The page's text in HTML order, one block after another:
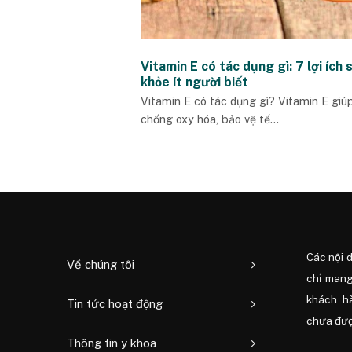
Vitamin E có tác dụng gì: 7 lợi ích
khỏe ít người biết
Vitamin E có tác dụng gì? Vitamin E
chống oxy hóa, bảo vệ tế...
Về chúng tôi
Tin tức hoạt động
Thông tin y khoa
Các nội
chỉ
khách
chưa